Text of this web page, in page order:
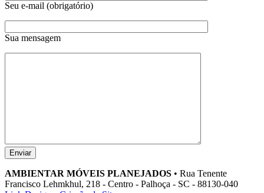
Seu e-mail (obrigatório)
Sua mensagem
AMBIENTAR MÓVEIS PLANEJADOS • Rua Tenente
Francisco Lehmkhul, 218 - Centro - Palhoça - SC - 88130-040